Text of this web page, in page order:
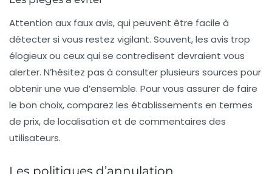
Attention aux faux avis, qui peuvent être facile à
détecter si vous restez vigilant. Souvent, les avis trop
élogieux ou ceux qui se contredisent devraient vous
alerter. N’hésitez pas à consulter plusieurs sources pour
obtenir une vue d’ensemble. Pour vous assurer de faire
le bon choix, comparez les établissements en termes
de prix, de localisation et de commentaires des
utilisateurs.